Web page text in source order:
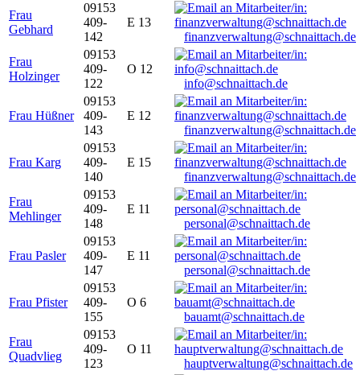
Frau
Gebhard
09153
409-
142
E 13
finanzverwaltung@schnaittach.de
Frau
Holzinger
09153
409-
122
O 12
info@schnaittach.de
Frau Hüßner
09153
409-
143
E 12
finanzverwaltung@schnaittach.de
Frau Karg
09153
409-
140
E 15
finanzverwaltung@schnaittach.de
Frau
Mehlinger
09153
409-
148
E 11
personal@schnaittach.de
Frau Pasler
09153
409-
147
E 11
personal@schnaittach.de
Frau Pfister
09153
409-
155
O 6
bauamt@schnaittach.de
Frau
Quadvlieg
09153
409-
123
O 11
hauptverwaltung@schnaittach.de